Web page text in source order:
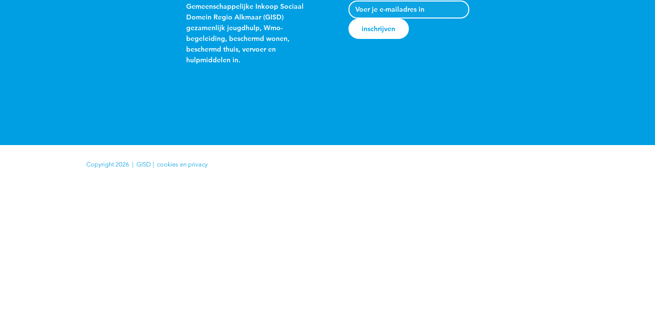
Gemeenschappelijke Inkoop Sociaal
Domein Regio Alkmaar (GISD)
gezamenlijk jeugdhulp, Wmo-
begeleiding, beschermd wonen,
beschermd thuis, vervoer en
hulpmiddelen in.
inschrijven
Copyright 2026 | GISD | cookies en privacy